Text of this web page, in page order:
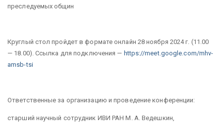
преследуемых общин
Круглый стол пройдет в формате онлайн 28 ноября 2024 г. (11.00
— 18.00). Ссылка для подключения — https://meet.google.com/mhv-
amsb-tsi
Ответственные за организацию и проведение конференции:
старший научный сотрудник ИВИ РАН М. А. Ведешкин,